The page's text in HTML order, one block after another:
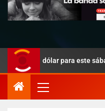
dólar para este sábado